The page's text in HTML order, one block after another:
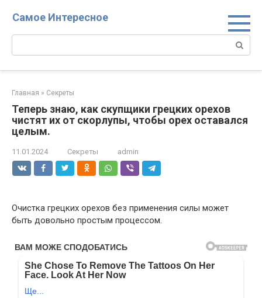
Самое Интересное
Поиск:
Главная » Секреты
Теперь знаю, как скупщики грецких орехов
чистят их от скорлупы, чтобы орех оставался
целым.
11.01.2024 Секреты admin
Очистка грецких орехов без применения силы может
быть довольно простым процессом.